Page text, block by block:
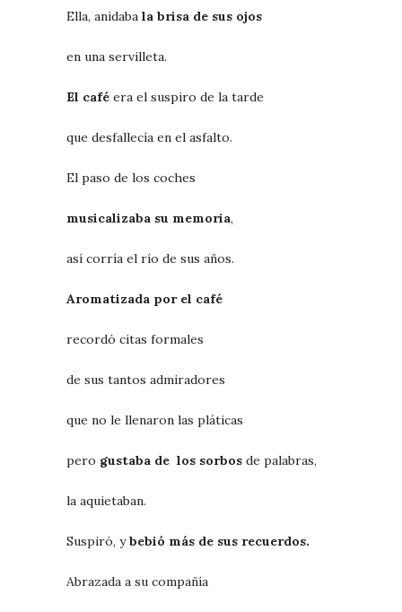
Ella, anidaba la brisa de sus ojos
en una servilleta.
El café era el suspiro de la tarde
que desfallecía en el asfalto.
El paso de los coches
musicalizaba su memoria,
así corría el río de sus años.
Aromatizada por el café
recordó citas formales
de sus tantos admiradores
que no le llenaron las pláticas
pero gustaba de los sorbos de palabras,
la aquietaban.
Suspiró, ybebió más de sus recuerdos.
Abrazada a su compañía